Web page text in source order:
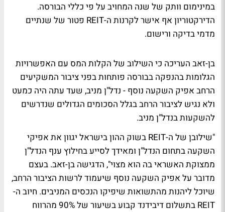
במינימום וותק של שנה המחויב על פי כללי הבורסה.
הדירקטוריון אף אישר לקרנות ה-REIT פטור של שנתיים
מדמי בדיקה ורישום.
בן-זאב העריכה כי השילוב של הקלות המס עם האפשרויות
הגלומות בהנפקה בבורסה פותחות בפני ציבור המשקיעים
הרחב אפיק השקעה נוסף - נדל"ן מניב, שעד עתה היה כמעט
ולא נגיש לציבור הרחב בגלל הסכומים הגדולים שנדרשים
להשקעות בנדל"ן מניב.
"שילובן של ה-REIT בשוק ההון בישראל יגוון את אפיקי
השקעה בתחום הנדל"ן ומאידך לסייע בחילוץ ענף הנדל"ן
ממצוקת האשראי בה הוא מצוי", הדגישה בן-זאב. בעצם
מדובר על אפיק השקעה נוסף שיעמוד לרשות הציבור הרחב,
שיוכל ליהנות מהתשואות שיפיקו הנכסים המניבים. חיוב ה-
REIT בתשלום דיבידנד קבוע בשיעור של 90% מהרווח